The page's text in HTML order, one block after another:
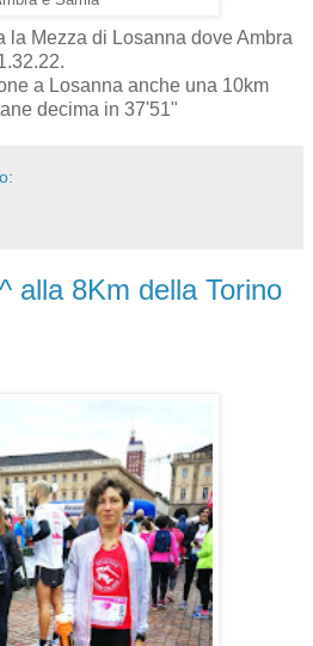
la Mezza di Losanna dove Ambra
a Losanna anche una 10km
decima in 37'51"
alla 8Km della Torino